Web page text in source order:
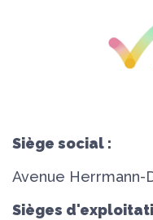
Siège social :
Avenue Herrmann-
Sièges